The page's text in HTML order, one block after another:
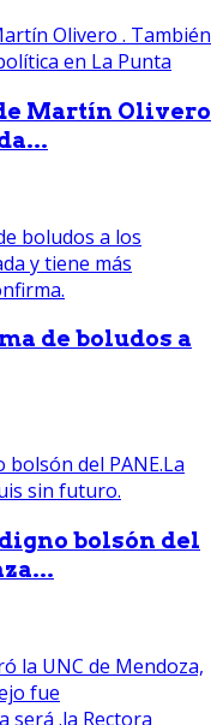
Martín Olivero
de boludos a
bolsón del